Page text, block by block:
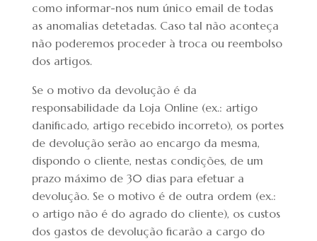
como informar-nos num único email de todas
as anomalias detetadas. Caso tal não aconteça
não poderemos proceder à troca ou reembolso
dos artigos.
Se o motivo da devolução é da
responsabilidade da Loja Online (ex.: artigo
danificado, artigo recebido incorreto), os portes
de devolução serão ao encargo da mesma,
dispondo o cliente, nestas condições, de um
prazo máximo de 30 dias para efetuar a
devolução. Se o motivo é de outra ordem (ex.:
o artigo não é do agrado do cliente), os custos
dos gastos de devolução ficarão a cargo do